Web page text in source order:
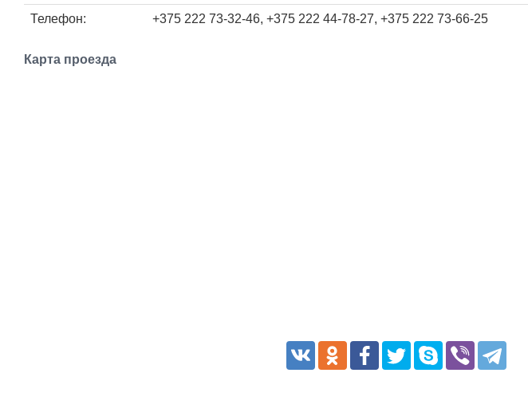
Телефон: +375 222 73-32-46, +375 222 44-78-27, +375 222 73-66-25
Карта проезда